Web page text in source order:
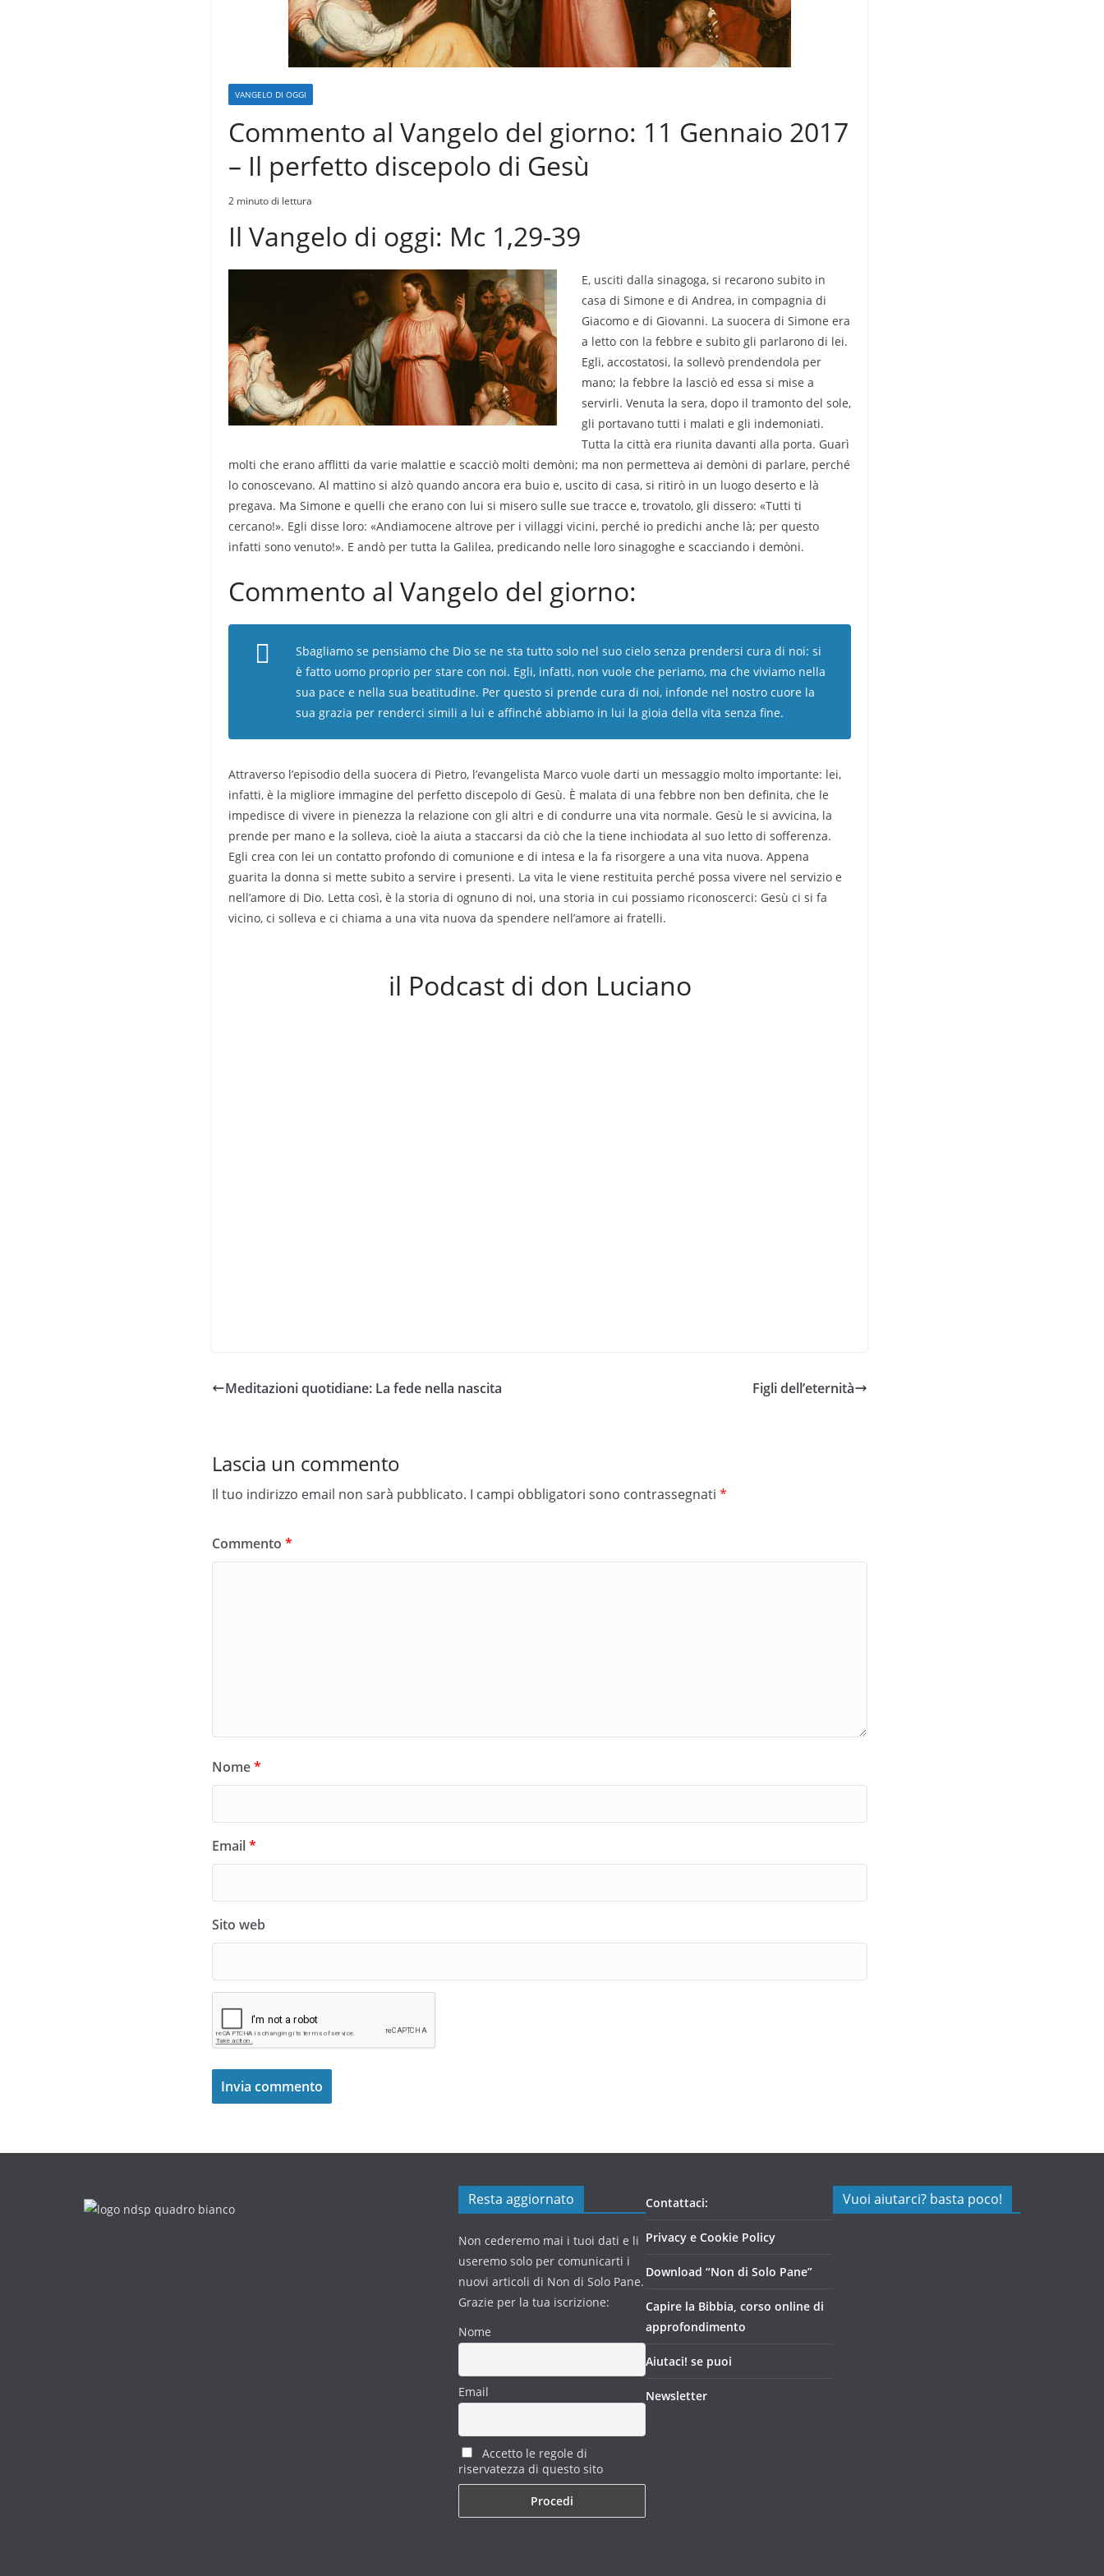
VANGELO DI OGGI
Commento al Vangelo del giorno: 11 Gennaio 2017
– Il perfetto discepolo di Gesù
2 minuto di lettura
Il Vangelo di oggi: Mc 1,29-39
E, usciti dalla sinagoga, si recarono subito in
casa di Simone e di Andrea, in compagnia di
Giacomo e di Giovanni. La suocera di Simone era
a letto con la febbre e subito gli parlarono di lei.
Egli, accostatosi, la sollevò prendendola per
mano; la febbre la lasciò ed essa si mise a
servirli. Venuta la sera, dopo il tramonto del sole,
gli portavano tutti i malati e gli indemoniati.
Tutta la città era riunita davanti alla porta. Guarì
molti che erano afflitti da varie malattie e scacciò molti demòni; ma non permetteva ai demòni di parlare, perché
lo conoscevano. Al mattino si alzò quando ancora era buio e, uscito di casa, si ritirò in un luogo deserto e là
pregava. Ma Simone e quelli che erano con lui si misero sulle sue tracce e, trovatolo, gli dissero: «Tutti ti
cercano!». Egli disse loro: «Andiamocene altrove per i villaggi vicini, perché io predichi anche là; per questo
infatti sono venuto!». E andò per tutta la Galilea, predicando nelle loro sinagoghe e scacciando i demòni.
Commento al Vangelo del giorno:
Sbagliamo se pensiamo che Dio se ne sta tutto solo nel suo cielo senza prendersi cura di noi: si
è fatto uomo proprio per stare con noi. Egli, infatti, non vuole che periamo, ma che viviamo nella
sua pace e nella sua beatitudine. Per questo si prende cura di noi, infonde nel nostro cuore la
sua grazia per renderci simili a lui e affinché abbiamo in lui la gioia della vita senza fine.
Attraverso l’episodio della suocera di Pietro, l’evangelista Marco vuole darti un messaggio molto importante: lei,
infatti, è la migliore immagine del perfetto discepolo di Gesù. È malata di una febbre non ben definita, che le
impedisce di vivere in pienezza la relazione con gli altri e di condurre una vita normale. Gesù le si avvicina, la
prende per mano e la solleva, cioè la aiuta a staccarsi da ciò che la tiene inchiodata al suo letto di sofferenza.
Egli crea con lei un contatto profondo di comunione e di intesa e la fa risorgere a una vita nuova. Appena
guarita la donna si mette subito a servire i presenti. La vita le viene restituita perché possa vivere nel servizio e
nell’amore di Dio. Letta così, è la storia di ognuno di noi, una storia in cui possiamo riconoscerci: Gesù ci si fa
vicino, ci solleva e ci chiama a una vita nuova da spendere nell’amore ai fratelli.
il Podcast di don Luciano
Meditazioni quotidiane: La fede nella nascita Figli dell’eternità
Lascia un commento
Il tuo indirizzo email non sarà pubblicato. I campi obbligatori sono contrassegnati *
Commento *
Nome*
Email*
Sito web
Resta aggiornato
Non cederemo mai i tuoi dati e li
useremo solo per comunicarti i
nuovi articoli di Non di Solo Pane.
Grazie per la tua iscrizione:
Nome
Email
Accetto le regole di
riservatezza di questo sito
Contattaci:
Privacy e Cookie Policy
Download “Non di Solo Pane”
Capire la Bibbia, corso online di
approfondimento
Aiutaci! se puoi
Newsletter
Vuoi aiutarci? basta poco!